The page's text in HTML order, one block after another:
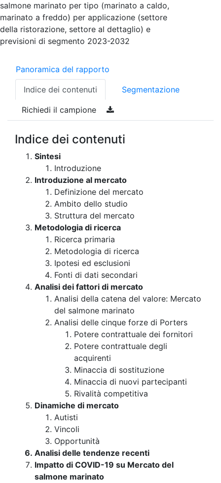
salmone marinato per tipo (marinato a caldo,
marinato a freddo) per applicazione (settore
della ristorazione, settore al dettaglio) e
previsioni di segmento 2023-2032
Panoramica del rapporto
Indice dei contenuti Segmentazione
Richiedi il campione
Indice dei contenuti
Sintesi
Introduzione
Introduzione al mercato
Definizione del mercato
Ambito dello studio
Struttura del mercato
Metodologia di ricerca
Ricerca primaria
Metodologia di ricerca
Ipotesi ed esclusioni
Fonti di dati secondari
Analisi dei fattori di mercato
Analisi della catena del valore: Mercato
del salmone marinato
Analisi delle cinque forze di Porters
Potere contrattuale dei fornitori
Potere contrattuale degli
acquirenti
Minaccia di sostituzione
Minaccia di nuovi partecipanti
Rivalità competitiva
Dinamiche di mercato
Autisti
Vincoli
Opportunità
Analisi delle tendenze recenti
Impatto di COVID-19 su Mercato del
salmone marinato